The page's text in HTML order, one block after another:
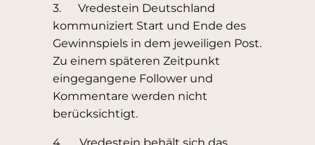
3. Vredestein Deutschland
kommuniziert Start und Ende des
Gewinnspiels in dem jeweiligen Post.
Zu einem späteren Zeitpunkt
eingegangene Follower und
Kommentare werden nicht
berücksichtigt.